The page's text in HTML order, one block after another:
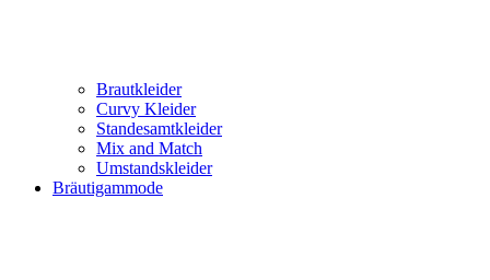
Brautkleider
Curvy Kleider
Standesamtkleider
Mix and Match
Umstandskleider
Bräutigammode